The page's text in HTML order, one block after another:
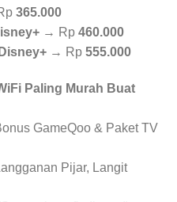
365.000
→ Rp 460.000
→ Rp 555.000
Paling Murah Buat
GameQoo & Paket TV
Pijar, Langit